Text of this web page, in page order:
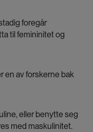
foregår
til femininitet og
en av forskerne bak
eller benytte seg
med maskulinitet.